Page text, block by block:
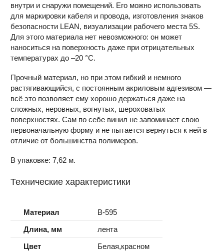
внутри и снаружи помещений. Его можно использовать
для маркировки кабеля и провода, изготовления знаков
безопасности LEAN, визуализации рабочего места 5S.
Для этого материала нет невозможного: он может
наноситься на поверхность даже при отрицательных
температурах до –20 °С.
Прочный материал, но при этом гибкий и немного
растягивающийся, с постоянным акриловым адгезивом —
всё это позволяет ему хорошо держаться даже на
сложных, неровных, вогнутых, шероховатых
поверхностях. Сам по себе винил не запоминает свою
первоначальную форму и не пытается вернуться к ней в
отличие от большинства полимеров.
В упаковке: 7,62 м.
Технические характеристики
Материал
B-595
Длина, мм
лента
Цвет
Белая,красном